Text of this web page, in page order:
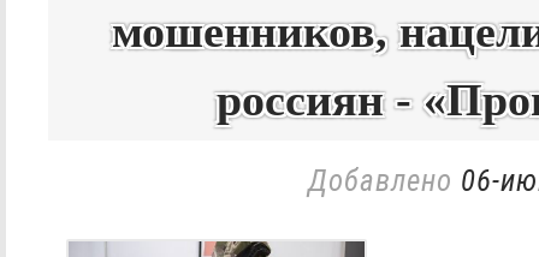
мошенников,
россиян -
Добавлено 06-